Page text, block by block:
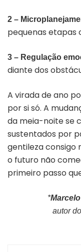
2 –
pequenas etapas
3 – Regulação
diante dos
A virada de ano
por si só. A
da meia-noite se
sustentados por
gentileza consigo
o futuro não
primeiro passo
*
autor